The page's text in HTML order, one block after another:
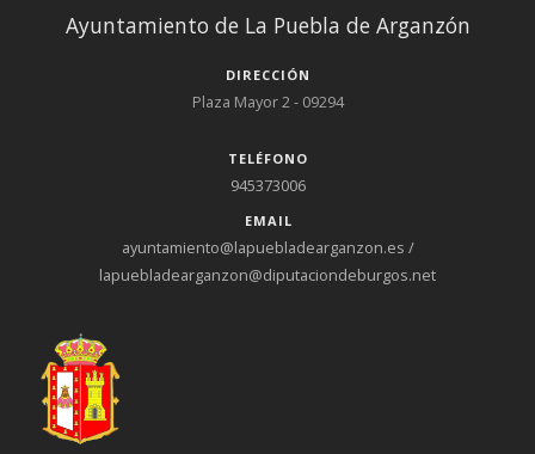
Ayuntamiento de La Puebla de Arganzón
DIRECCIÓN
Plaza Mayor 2 - 09294
TELÉFONO
945373006
EMAIL
ayuntamiento@lapuebladearganzon.es /
lapuebladearganzon@diputaciondeburgos.net